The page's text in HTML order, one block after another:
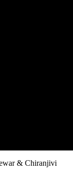
& Chiranjivi